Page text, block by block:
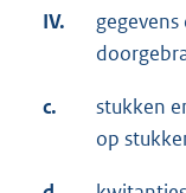
IV.
c.
stukken
op